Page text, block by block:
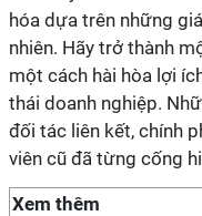
hóa dựa trên những
nhiên. Hãy trở thành
một cách hài hòa lợi
thái doanh nghiệp.
đối tác liên kết, chính
viên cũ đã từng cống
Xem thêm